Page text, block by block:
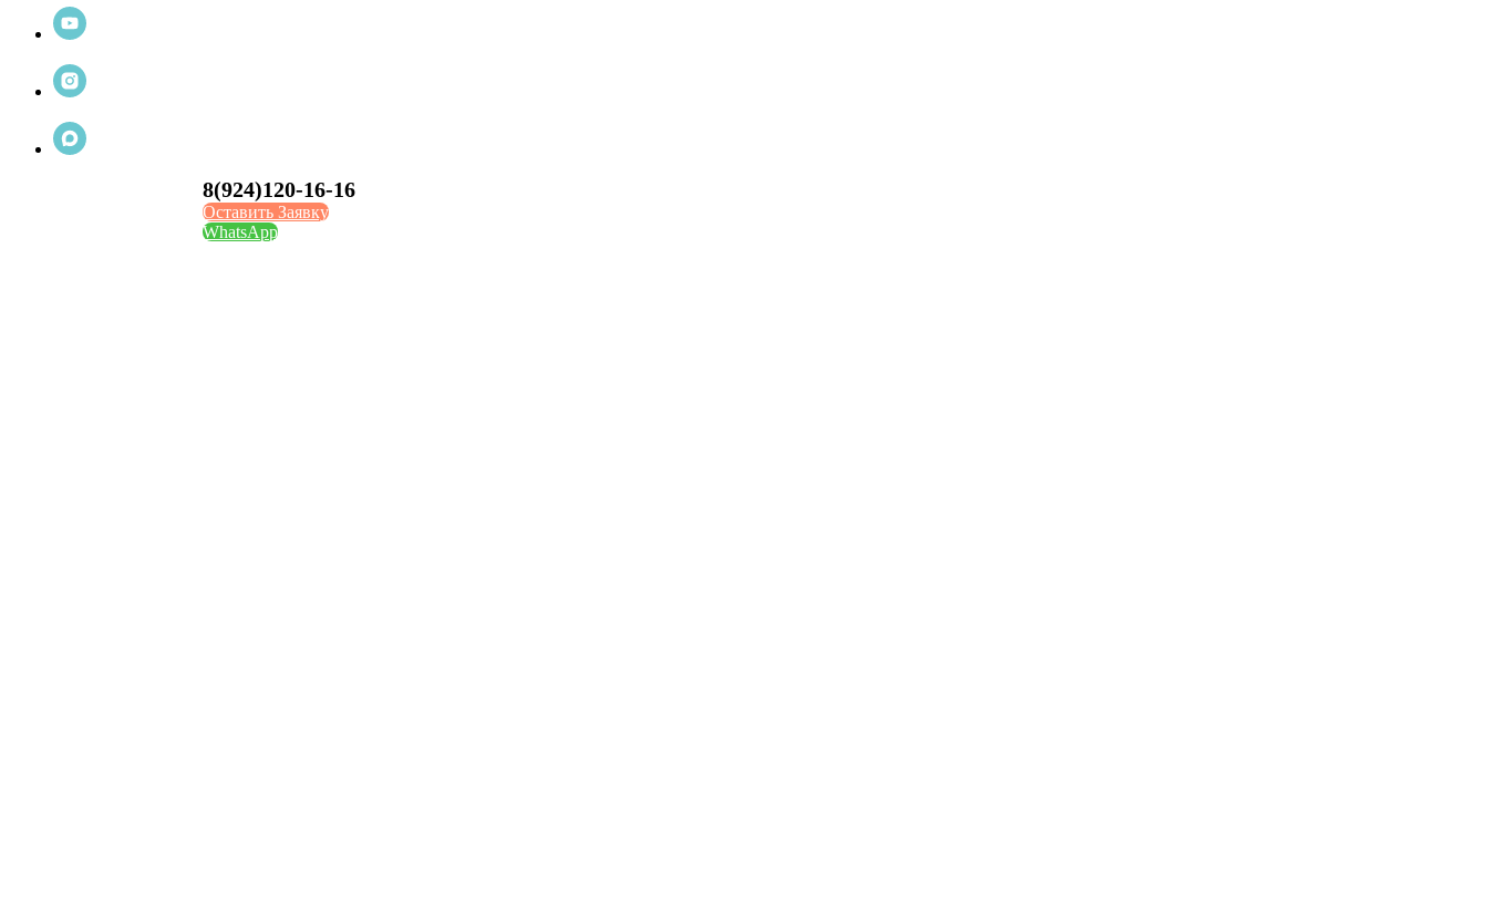
8(924)120-16-16
Оставить Заявку
WhatsApp